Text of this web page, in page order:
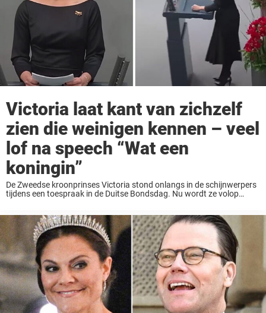
Victoria laat kant van zichzelf
zien die weinigen kennen – veel
lof na speech “Wat een
koningin”
De Zweedse kroonprinses Victoria stond onlangs in de schijnwerpers
tijdens een toespraak in de Duitse Bondsdag. Nu wordt ze volop